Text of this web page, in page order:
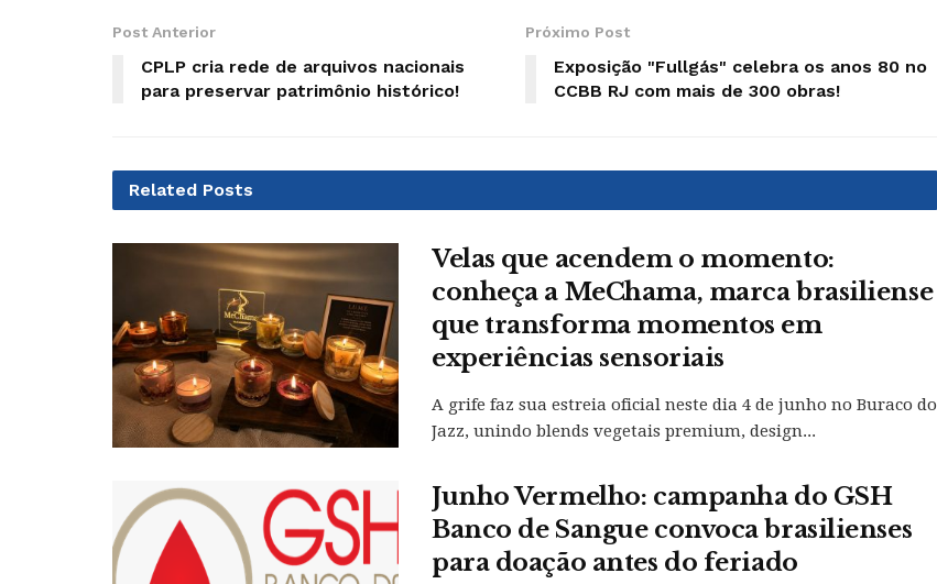
Post Anterior
CPLP cria rede de arquivos nacionais
para preservar patrimônio histórico!
Próximo Post
Exposição "Fullgás" celebra os anos 80 no
CCBB RJ com mais de 300 obras!
Related Posts
Velas que acendem o momento:
conheça a MeChama, marca brasiliense
que transforma momentos em
experiências sensoriais
A grife faz sua estreia oficial neste dia 4 de junho no Buraco do
Jazz, unindo blends vegetais premium, design...
Junho Vermelho: campanha do GSH
Banco de Sangue convoca brasilienses
para doação antes do feriado